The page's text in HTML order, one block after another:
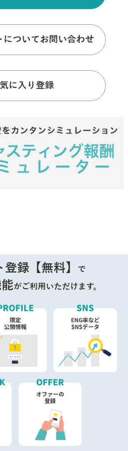
についてお問い合わせ
に入り登録
録【無料】 で
がご利用いただけます。